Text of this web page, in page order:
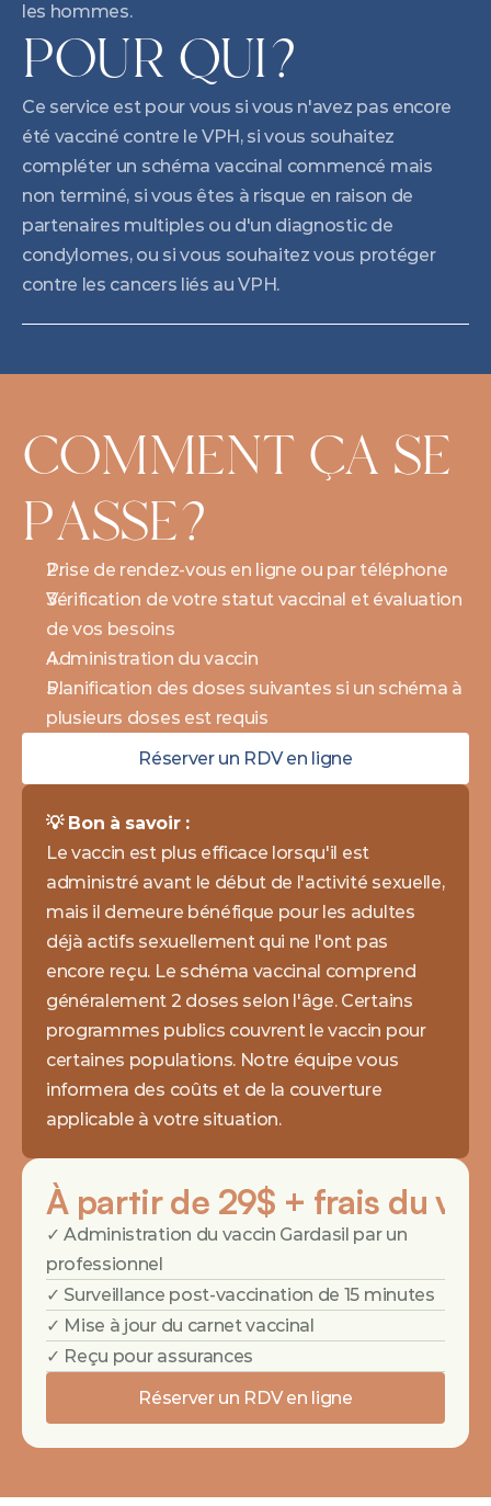
les hommes.
POUR QUI?
Ce service est pour vous si vous n'avez pas encore
été vacciné contre le VPH, si vous souhaitez
compléter un schéma vaccinal commencé mais
non terminé, si vous êtes à risque en raison de
partenaires multiples ou d'un diagnostic de
condylomes, ou si vous souhaitez vous protéger
contre les cancers liés au VPH.
COMMENT ÇA SE
PASSE?
Prise de rendez-vous en ligne ou par téléphone
Vérification de votre statut vaccinal et évaluation
de vos besoins
Administration du vaccin
Planification des doses suivantes si un schéma à
plusieurs doses est requis
Réserver un RDV en ligne
💡 Bon à savoir :
Le vaccin est plus efficace lorsqu'il est
administré avant le début de l'activité sexuelle,
mais il demeure bénéfique pour les adultes
déjà actifs sexuellement qui ne l'ont pas
encore reçu. Le schéma vaccinal comprend
généralement 2 doses selon l'âge. Certains
programmes publics couvrent le vaccin pour
certaines populations. Notre équipe vous
informera des coûts et de la couverture
applicable à votre situation.
À partir de 29$ + frais du
✓ Administration du vaccin Gardasil par un
professionnel
✓ Surveillance post-vaccination de 15 minutes
✓ Mise à jour du carnet vaccinal
✓ Reçu pour assurances
Réserver un RDV en ligne